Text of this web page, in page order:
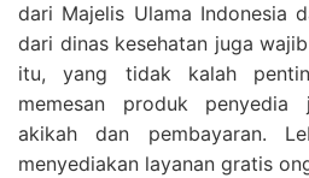
dari Majelis Ulama Indonesia
dari dinas kesehatan juga
itu, yang tidak kalah
memesan produk penyedia
akikah dan pembayaran.
menyediakan layanan gratis